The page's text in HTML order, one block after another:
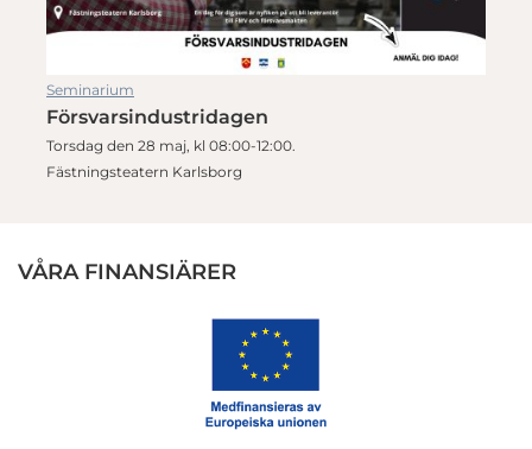
Seminarium
Försvarsindustridagen
Torsdag den 28 maj, kl 08:00-12:00.
Fästningsteatern Karlsborg
VÅRA FINANSIÄRER